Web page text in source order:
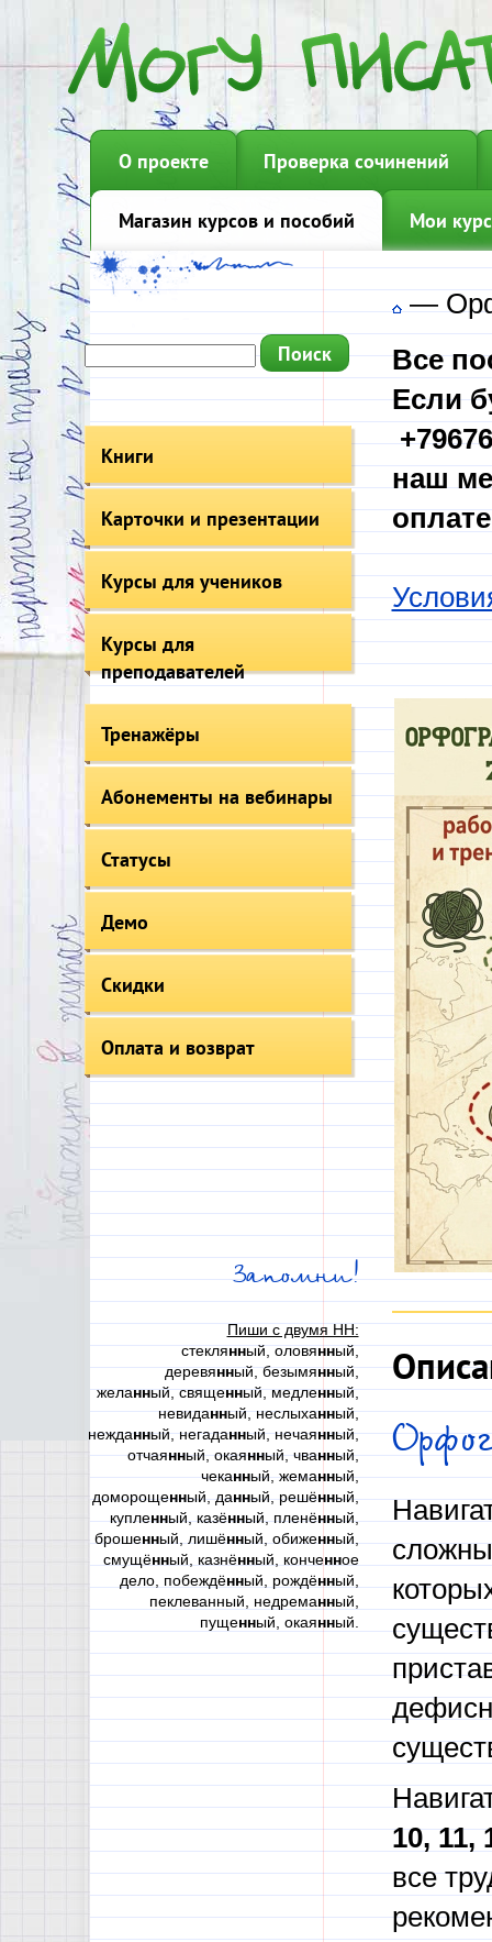
О проекте Проверка сочинений
Магазин курсов и пособий Мои
Книги
Карточки и презентации
Курсы для учеников
Курсы для
преподавателей
Тренажёры
Абонементы на вебинары
Статусы
Демо
Скидки
Оплата и возврат
Запомни!
Пиши с двумя НН:
стеклянный, оловянный,
деревянный, безымянный,
желанный, священный, медленный,
невиданный, неслыханный,
нежданный, негаданный, нечаянный,
отчаянный, окаянный, чванный,
чеканный, жеманный,
доморощенный, данный, решённый,
купленный, казённый, пленённый,
брошенный, лишённый, обиженный,
смущённый, казнённый, конченное
дело, побеждённый, рождённый,
пеклеванный, недреманный,
пущенный, окаянный.
—
Все
Если
наш
10, 11,
все